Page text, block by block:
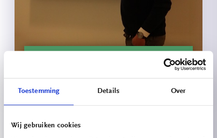
Toestemming Details Over
Wij gebruiken cookies